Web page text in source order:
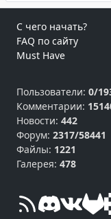
С чего начать?
FAQ по сайту
Must Have
Пользователи: 0/
Комментарии:
Новости: 442
Форум: 2317/58441
Файлы: 1221
Галерея: 478